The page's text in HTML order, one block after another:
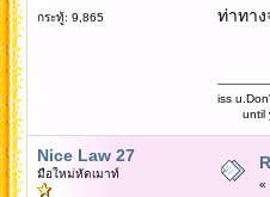
กระทู้: 9,865 ท่าทา
iss
until
Nice Law 27
มือใหม่หัดเมาท์
«